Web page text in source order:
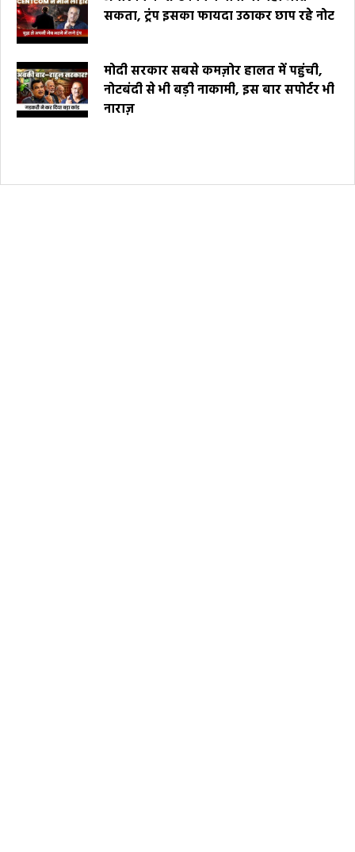
सकता, ट्रंप इसका फायदा उठाकर छाप रहे नोट
मोदी सरकार सबसे कमज़ोर हालत में पहुंची,
नोटबंदी से भी बड़ी नाकामी, इस बार सपोर्टर भी
नाराज़